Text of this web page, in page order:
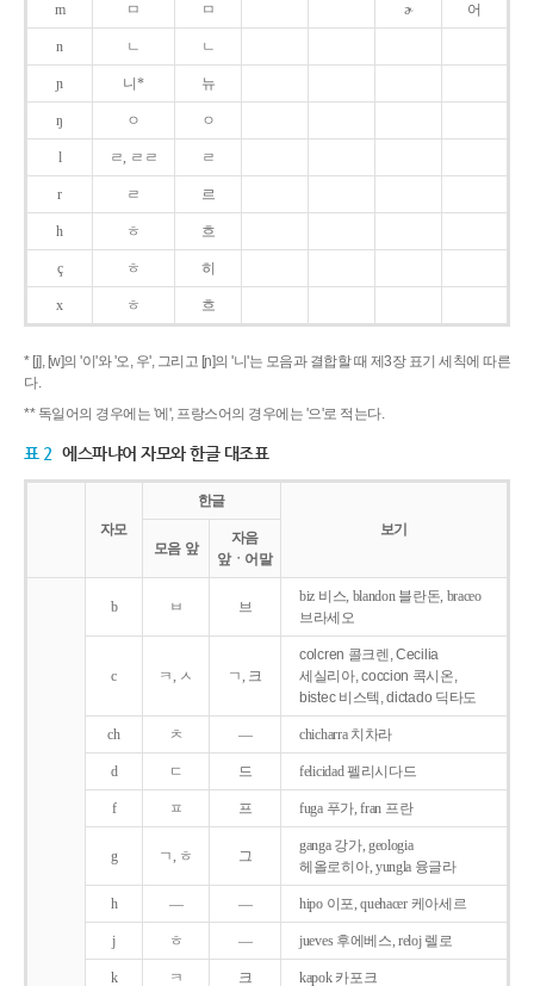
m ㅁ ㅁ ɚ 어
n ㄴ ㄴ
ɲ 니* 뉴
ŋ ㅇ ㅇ
l ㄹ, ㄹㄹ ㄹ
r ㄹ 르
h ㅎ 흐
ç ㅎ 히
x ㅎ 흐
* [j], [w]의 '이'와 '오, 우', 그리고 [ɲ]의 '니'는 모음과 결합할 때 제3장 표기 세칙에 따른
다.
** 독일어의 경우에는 '에', 프랑스어의 경우에는 '으'로 적는다.
표 2 에스파냐어 자모와 한글 대조표
자모
한글
보기
모음 앞
자음
앞ㆍ어말
b ㅂ 브
biz 비스, blandon 블란돈, braceo
브라세오
c ㅋ, ㅅ ㄱ, 크
colcren 콜크렌, Cecilia
세실리아, coccion 콕시온,
bistec 비스텍, dictado 딕타도
ch ㅊ ― chicharra 치차라
d ㄷ 드 felicidad 펠리시다드
f ㅍ 프 fuga 푸가, fran 프란
g ㄱ, ㅎ 그
ganga 강가, geologia
헤올로히아, yungla 융글라
h ― ― hipo 이포, quehacer 케아세르
j ㅎ ― jueves 후에베스, reloj 렐로
k ㅋ 크 kapok 카포크